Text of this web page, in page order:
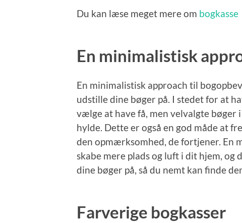
Du kan læse meget mere om bogkasse
En minimalistisk
En minimalistisk approach til
udstille dine bøger på. I stedet for at
vælge at have få, men velvalgte bøger
hylde. Dette er også en god måde at
den opmærksomhed, de fortjener. En
skabe mere plads og luft i dit hjem,
dine bøger på, så du nemt kan finde
Farverige bogkasser